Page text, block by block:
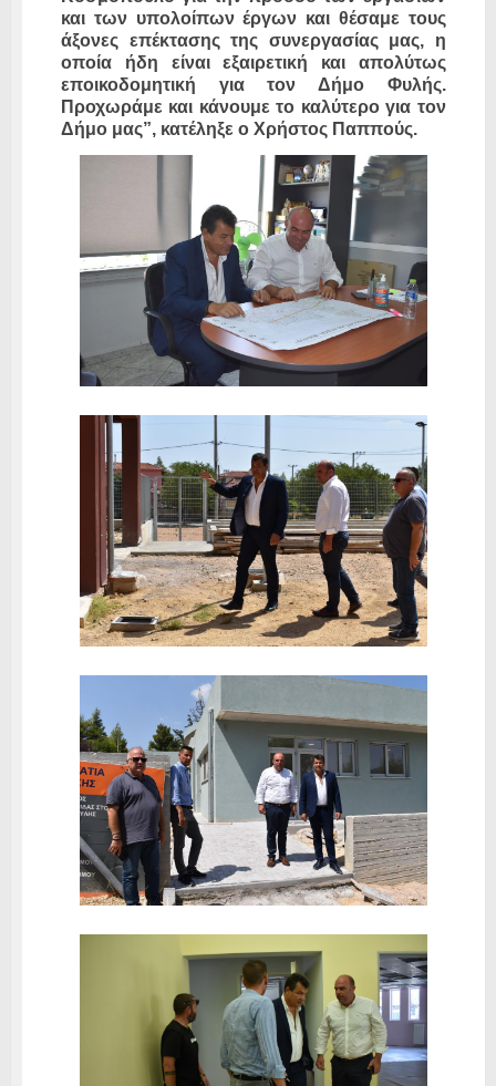
και των υπολοίπων έργων και θέσαμε τους
άξονες επέκτασης της συνεργασίας μας, η
οποία ήδη είναι εξαιρετική και απολύτως
εποικοδομητική για τον Δήμο Φυλής.
Προχωράμε και κάνουμε το καλύτερο για τον
Δήμο μας”, κατέληξε ο Χρήστος Παππούς.